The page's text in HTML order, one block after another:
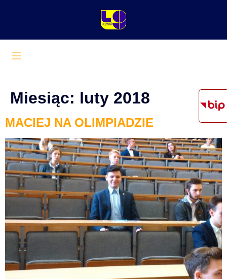
Miesiąc: luty 2018
MACIEJ NA OLIMPIADZIE